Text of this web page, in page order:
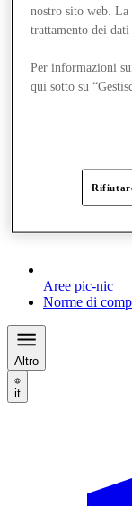
Aree pic-nic
Norme di
Altro
it
nostro sito web. La
trattamento dei
Per informazioni
qui sotto su